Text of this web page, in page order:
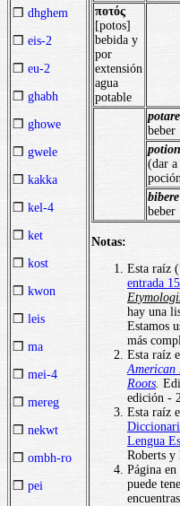
❒ dhghem
❒ eis-2
❒ eu-2
❒ ghabh
❒ ghowe
❒ gwele
❒ kakka
❒ kel-4
❒ ket
❒ kost
❒ kwon
❒ leis
❒ ma
❒ mei-4
❒ mereg
❒ nekwt
❒ ombh-ro
❒ pei
ποτός
[potos]
bebida y
por
extensión
agua
potable
potare
beber
(dar a
bibere
beber
Notas:
Esta raíz
entrada
hay una
Estamos
más
Esta raíz
American
Roots
edición -
Esta raíz
Lengua
Roberts y
Página
puede